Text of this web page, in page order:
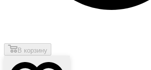
В корзину